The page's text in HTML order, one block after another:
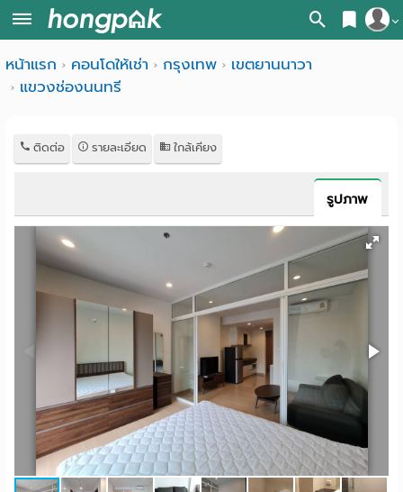
สมัครสมาชิก
หน้า
ค้นหา
ค้นจากสถานีรถไฟฟ้า
ค้นตามจังหวัด
ค้นจากสถานศึกษา
ค้นจากแผนที่
ค้นแบบละเอียด
พาร์
ห้อง
ราย
เดือน
หน้าแรก คอนโดให้เช่า กรุงเทพ
เขตยานนาวา
แขวงช่องนนทรี
ติดต่อ รายละเอียด ใกล้เคียง
รูปภาพ